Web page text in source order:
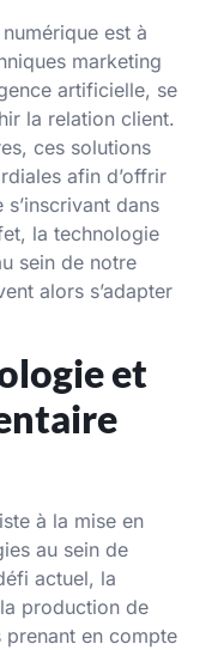
est à
marketing
artificielle, se
la relation client.
ces solutions
afin d’offrir
dans
la technologie
sein de notre
alors s’adapter
et
à la mise en
au sein de
actuel, la
production de
en compte